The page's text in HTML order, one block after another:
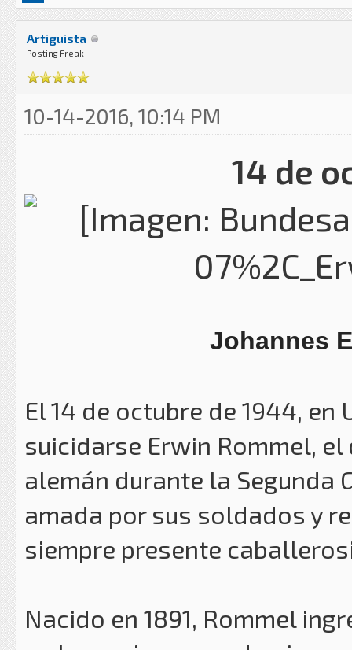
Artiguista
Posting Freak
10-14-2016, 10:14 PM
14 de
Johannes
El 14 de octubre de 1944,
suicidarse Erwin Rommel,
alemán durante la Segunda
amada por sus soldados y
siempre presente
Nacido en 1891, Rommel